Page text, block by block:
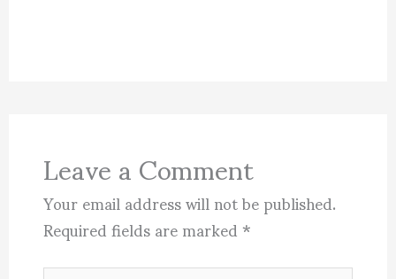
Leave a Comment
Your email address will not be published.
Required fields are marked*